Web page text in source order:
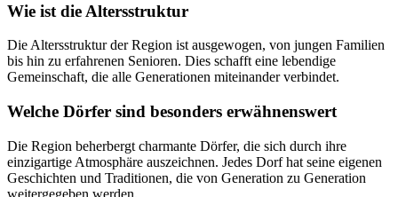
Wie ist die Altersstruktur
Die Altersstruktur der Region ist ausgewogen, von jungen Familien
bis hin zu erfahrenen Senioren. Dies schafft eine lebendige
Gemeinschaft, die alle Generationen miteinander verbindet.
Welche Dörfer sind besonders erwähnenswert
Die Region beherbergt charmante Dörfer, die sich durch ihre
einzigartige Atmosphäre auszeichnen. Jedes Dorf hat seine eigenen
Geschichten und Traditionen, die von Generation zu Generation
weitergegeben werden.